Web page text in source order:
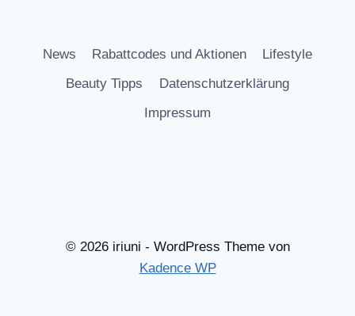
News Rabattcodes und Aktionen
Lifestyle
Beauty Tipps
Datenschutzerklärung
Impressum
© 2026 iriuni - WordPress Theme von
Kadence WP